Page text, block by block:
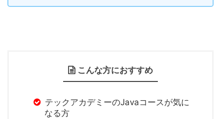
こんな方におすすめ
テックアカデミーのJavaコースが気に
なる方